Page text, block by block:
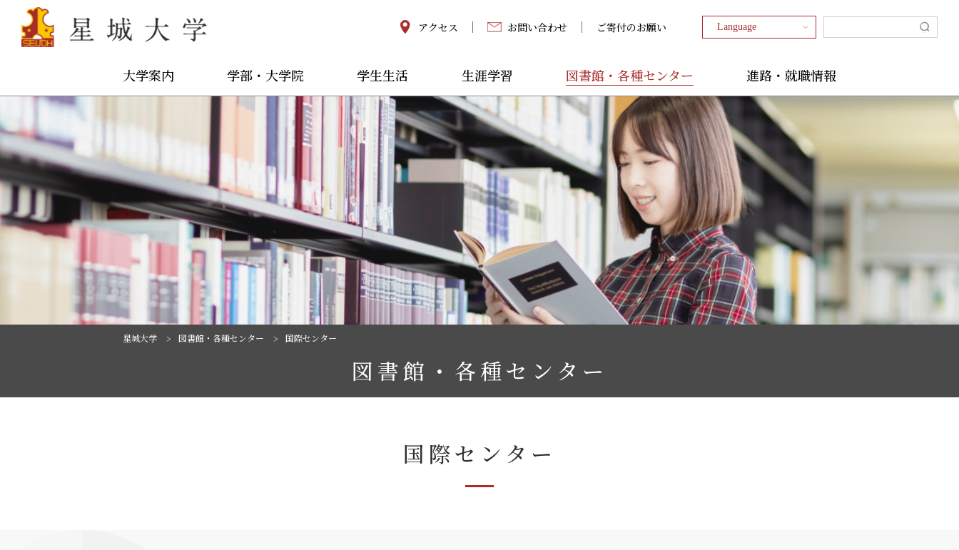
アクセス お問い合わせ ご寄付のお願い
大学案内 学部・大学院 学生生活 生涯学習 図書館・各種センター 進路・就職情報
星城大学 図書館・各種センター 国際センター
図書館・各種センター
国際センター